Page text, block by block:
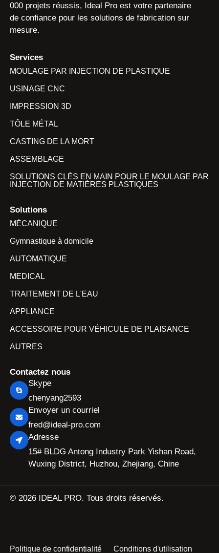
000 projets réussis, Ideal Pro est votre partenaire
de confiance pour les solutions de fabrication sur
mesure.
Services
MOULAGE PAR INJECTION DE PLASTIQUE
USINAGE CNC
IMPRESSION 3D
TÔLE MÉTAL
CASTING DE LA MORT
ASSEMBLAGE
SOLUTIONS CLÉS EN MAIN POUR LE MOULAGE PAR
INJECTION DE MATIÈRES PLASTIQUES
Solutions
MÉCANIQUE
Gymnastique à domicile
AUTOMATIQUE
MEDICAL
TRAITEMENT DE L'EAU
APPLIANCE
ACCESSOIRE POUR VÉHICULE DE PLAISANCE
AUTRES
Contactez nous
Skype
chenyang2593
Envoyer un courriel
fred@ideal-pro.com
Adresse
15# BLDG Antong Industry Park Yishan Road,
Wuxing District, Huzhou, Zhejiang, Chine
© 2026 IDEAL PRO. Tous droits réservés.
Politique de confidentialité Conditions d'utilisation